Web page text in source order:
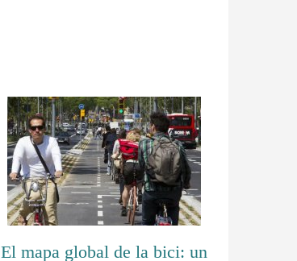
El mapa global de la bici: un